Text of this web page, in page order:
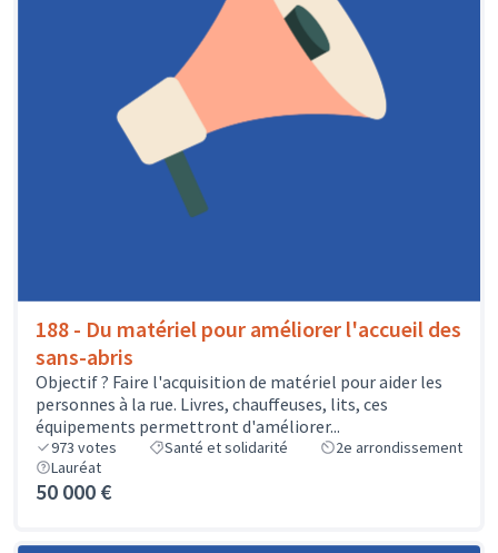
188 - Du matériel pour améliorer l'accueil des
sans-abris
Objectif ? Faire l'acquisition de matériel pour aider les
personnes à la rue. Livres, chauffeuses, lits, ces
équipements permettront d'améliorer...
973 votes Santé et solidarité
2e arrondissement
Lauréat
50 000 €